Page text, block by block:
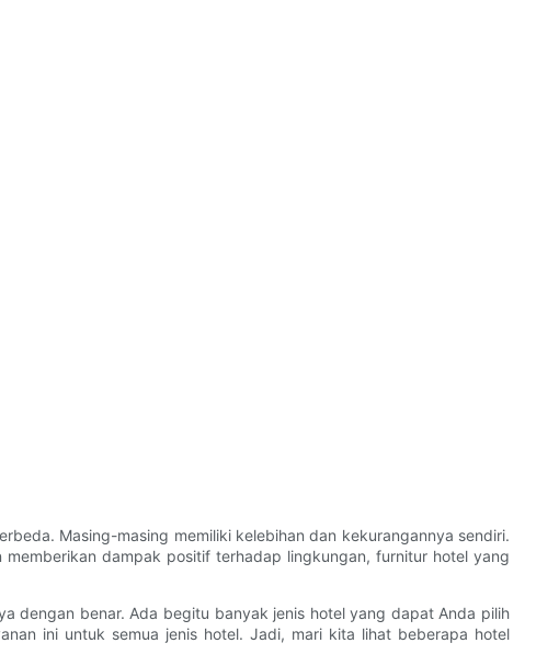
Masing-masing memiliki kelebihan dan kekurangannya sendiri.
dampak positif terhadap lingkungan, furnitur hotel yang
dengan benar. Ada begitu banyak jenis hotel yang dapat Anda pilih
ini untuk semua jenis hotel. Jadi, mari kita lihat beberapa hotel